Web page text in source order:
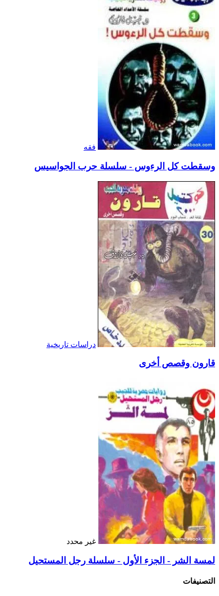
فقه
وسقطت كل الرءوس - سلسلة حرب الجواسيس
دراسات تاريخية
قارون وقصص أخرى
غير محدد
لمسة الشر - الجزء الأول - سلسلة رجل المستحيل
التصنيفات